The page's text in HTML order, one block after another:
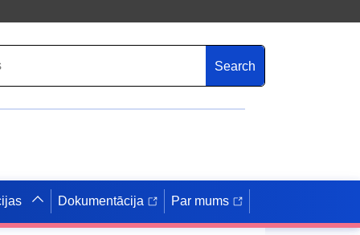
Search
Dokumentācija Par mums